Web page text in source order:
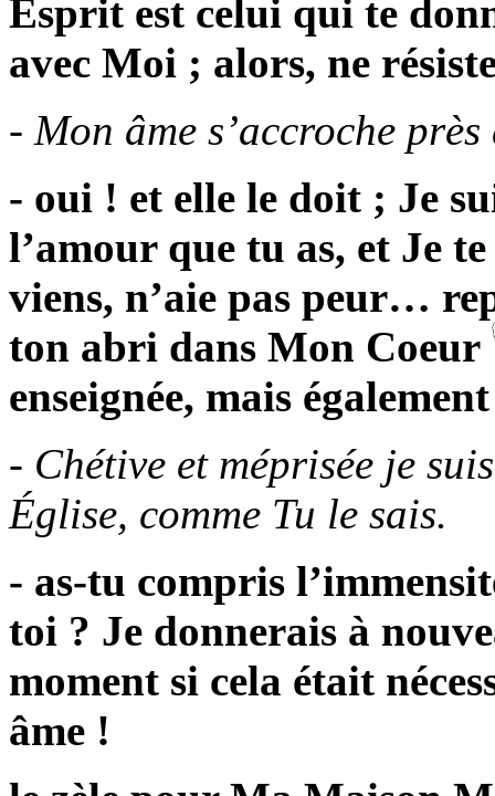
Esprit est celui qui te
avec Moi ; alors, ne
- Mon âme s’accroche près
- oui ! et elle le doit ; Je
l’amour que tu as, et Je
viens, n’aie pas peur…
ton abri dans Mon Coeur
enseignée, mais
- Chétive et méprisée je
Église, comme Tu le sais.
- as-tu compris
toi ? Je donnerais à
moment si cela était
âme !